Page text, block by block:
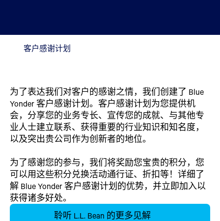
客户感谢计划
为了表达我们对客户的感谢之情，我们创建了 Blue
Yonder 客户感谢计划。客户感谢计划为您提供机
会，分享您的业务专长、宣传您的成就、与其他专
业人士建立联系、获得重要的行业知识和知名度，
以及突出贵公司作为创新者的地位。
为了感谢您的参与，我们将奖励您宝贵的积分，您
可以用这些积分兑换活动通行证、折扣等！详细了
解 Blue Yonder 客户感谢计划的优势，并立即加入以
获得诸多好处。
聆听 L.L. Bean 的更多见解